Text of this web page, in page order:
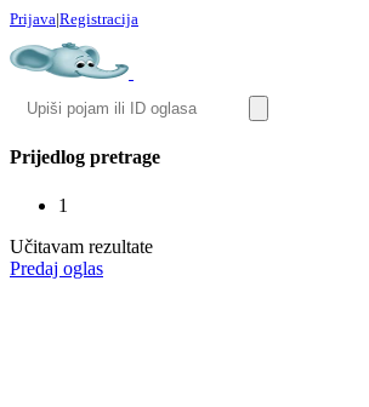
Prijava|Registracija
Prijedlog pretrage
1
Učitavam rezultate
Predaj oglas